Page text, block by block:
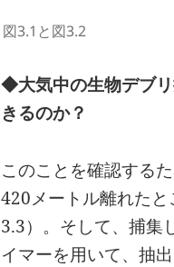
図3.1と図3.2
◆大気中の生物デブ
きるのか？
このことを確認する
420メートル離れた
3.3）。そして、捕集
イマーを用いて、抽